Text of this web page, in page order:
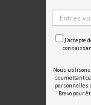
J'accepte
Nous utilisons
soumettant
personnelles
Brevo pour